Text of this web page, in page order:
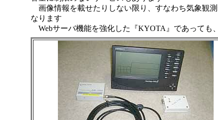
画像情報を載せたりしない限り、すなわち気象観
なります
Webサーバ機能を強化した『KYOTA』であっても